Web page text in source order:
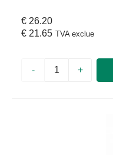
€ 26.20
€ 21.65 TVA exclue
- +